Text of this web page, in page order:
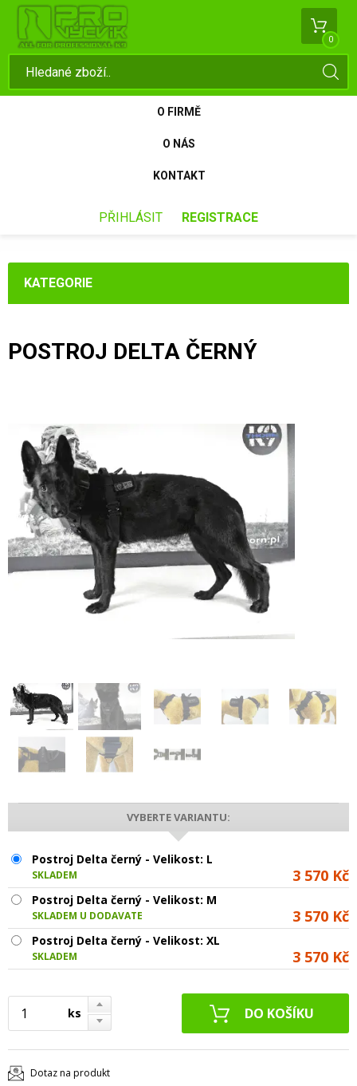
0
O FIRMĚ
O NÁS
KONTAKT
PŘIHLÁSIT REGISTRACE
KATEGORIE
POSTROJ DELTA ČERNÝ
VYBERTE VARIANTU:
Postroj Delta černý - Velikost: L
SKLADEM 3 570 Kč
Postroj Delta černý - Velikost: M
SKLADEM U DODAVATELE 3 570 Kč
Postroj Delta černý - Velikost: XL
SKLADEM 3 570 Kč
ks
Dotaz na produkt